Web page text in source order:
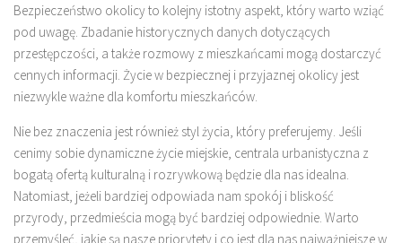
Bezpieczeństwo okolicy to kolejny istotny aspekt, który warto wziąć
pod uwagę. Zbadanie historycznych danych dotyczących
przestępczości, a także rozmowy z mieszkańcami mogą dostarczyć
cennych informacji. Życie w bezpiecznej i przyjaznej okolicy jest
niezwykle ważne dla komfortu mieszkańców.
Nie bez znaczenia jest również styl życia, który preferujemy. Jeśli
cenimy sobie dynamiczne życie miejskie, centrala urbanistyczna z
bogatą ofertą kulturalną i rozrywkową będzie dla nas idealna.
Natomiast, jeżeli bardziej odpowiada nam spokój i bliskość
przyrody, przedmieścia mogą być bardziej odpowiednie. Warto
przemyśleć, jakie są nasze priorytety i co jest dla nas najważniejsze w